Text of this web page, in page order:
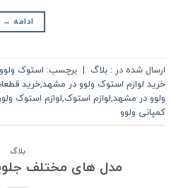
ادامه →
ارسال شده در : بلاگ | برچسب: استوک
خرید لوازم استوک ولوو در مشهد,خرید
ولوو در مشهد,لوازم استوک,لوازم استوک
کمپانی ولوو
بلاگ
مدل های مختلف